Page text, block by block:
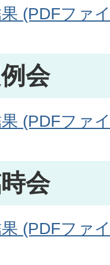
(PDFファ
会
(PDFファ
会
(PDFファ